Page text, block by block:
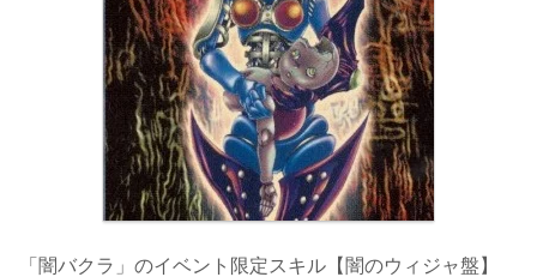
「闇バクラ」のイベント限定スキル【闇のウィジャ盤】